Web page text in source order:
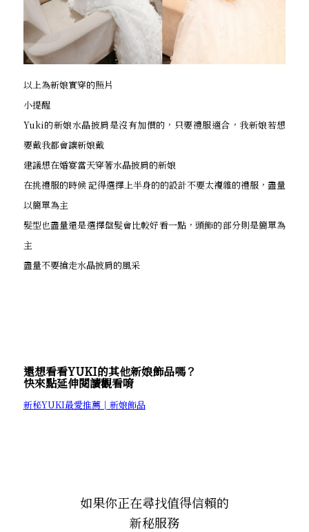
以上為新娘實穿的照片
小提醒
Yuki的新娘水晶披肩是沒有加價的，只要禮服適合，我新娘若想
要戴我都會讓新娘戴
建議想在婚宴當天穿著水晶披肩的新娘
在挑禮服的時候 記得選擇上半身的的設計不要太複雜的禮服，盡量
以簡單為主
髮型也盡量還是選擇盤髮會比較好看一點，頭飾的部分則是簡單為
主
盡量不要搶走水晶披肩的風采
還想看看YUKI的其他新娘飾品嗎？
快來點延伸閱讀觀看唷
新秘YUKI最愛推薦│新娘飾品
如果你正在尋找值得信賴的
新秘服務